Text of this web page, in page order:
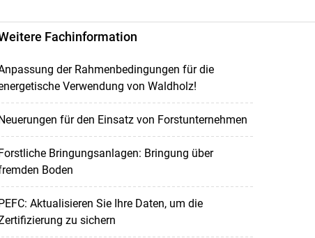
Fachinformation
der Rahmenbedingungen für die
Verwendung von Waldholz!
für den Einsatz von Forstunternehmen
Bringungsanlagen: Bringung über
Boden
Aktualisieren Sie Ihre Daten, um die
zu sichern